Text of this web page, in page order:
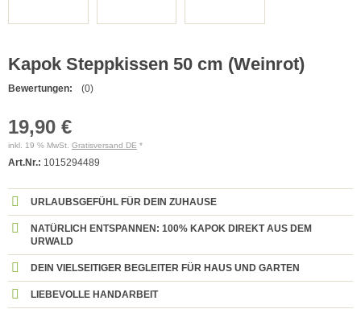
Kapok Steppkissen 50 cm (Weinrot)
Bewertungen: (0)
19,90 €
inkl. 19 % MwSt. Gratisversand DE *
Art.Nr.: 1015294489
URLAUBSGEFÜHL FÜR DEIN ZUHAUSE
NATÜRLICH ENTSPANNEN: 100% KAPOK DIREKT AUS DEM
URWALD
DEIN VIELSEITIGER BEGLEITER FÜR HAUS UND GARTEN
LIEBEVOLLE HANDARBEIT